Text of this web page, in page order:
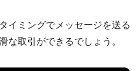
イミングでメッセージを送る
な取引ができるでしょう。